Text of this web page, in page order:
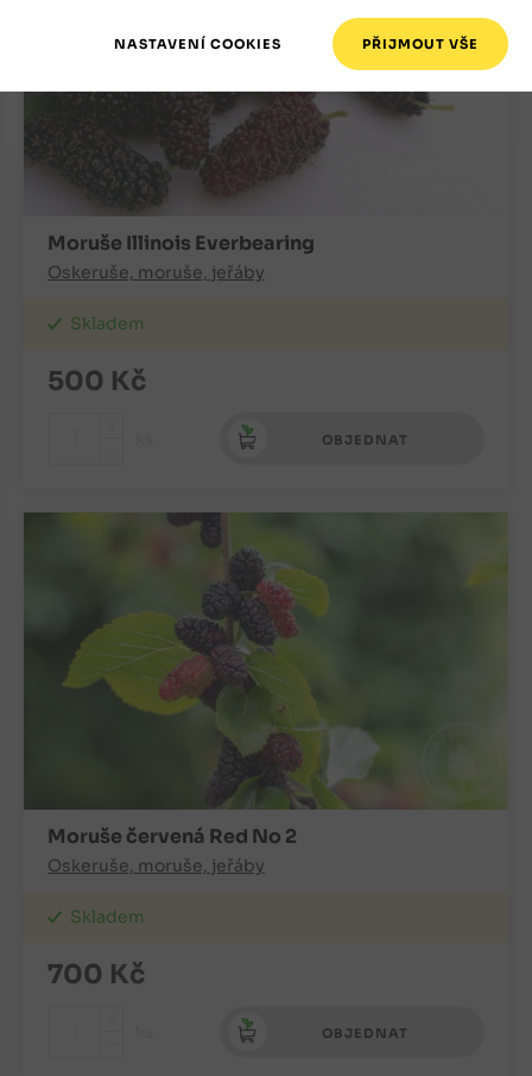
Moruše Illinois Everbearing
Oskeruše, moruše, jeřáby
Skladem
500 Kč
OBJEDNAT
Moruše červená Red No 2
Oskeruše, moruše, jeřáby
Skladem
700 Kč
OBJEDNAT